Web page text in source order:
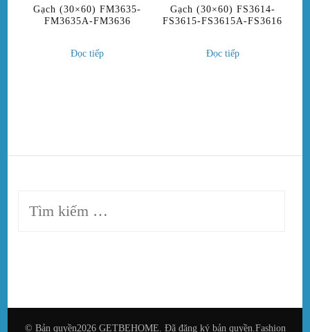
Gạch (30×60) FM3635-
FM3635A-FM3636
Đọc tiếp
Gạch (30×60) FS3614-
FS3615-FS3615A-FS3616
Đọc tiếp
Tìm
© Bản quyền2026 GETBEHOME. Đã đăng ký bản quyền.Fashion